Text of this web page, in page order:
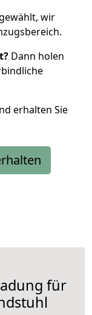
wir
Dann holen
erhalten Sie
für